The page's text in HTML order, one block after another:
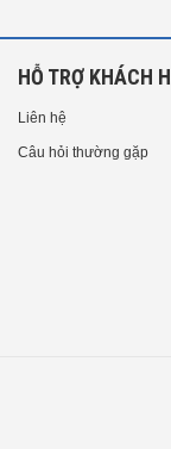
HỖ TRỢ KHÁCH
Liên hệ
Câu hỏi thường gặp